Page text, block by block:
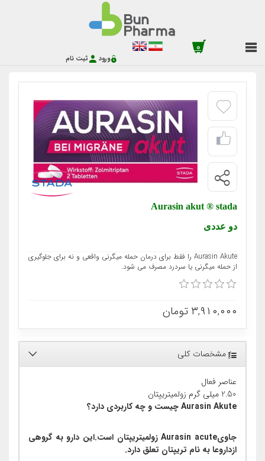
0
ورود ثبت نام
Aurasin akut ® stada
دو عددی
Aurasin Akute را فقط برای درمان حمله میگرنی واقعی و نه برای جلوگیری
از حمله میگرنی یا سردرد مصرف می شود.
۳,۹۱۰,۰۰۰ تومان
مشخصات کلی
عناصر فعال
2.50 میلی گرم زولمیتریپتان
Aurasin Akute چیست و چه کاربردی دارد؟
جاویAurasin acute زولمیتریپتان است.این دارو به گروهی
ازداروعا به نام تریپتان تعلق دارد.